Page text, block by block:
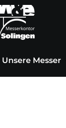
Zum
Inhalt
springen
Unsere Messer